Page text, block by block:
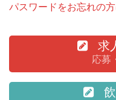
パスワードをお忘れの
求
応募